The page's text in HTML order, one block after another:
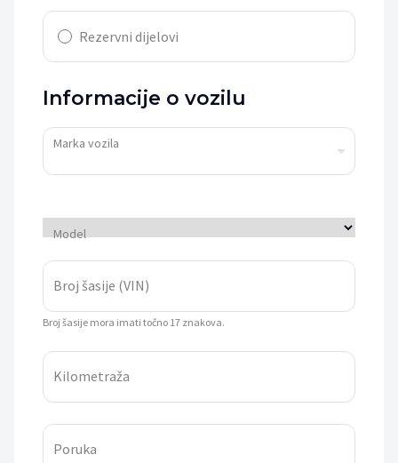
Rezervni dijelovi
Informacije o vozilu
Marka vozila
Model
Broj šasije (VIN)
Broj šasije mora imati točno 17 znakova.
Kilometraža
Poruka